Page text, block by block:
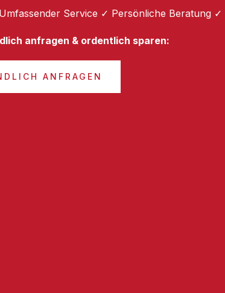
Service ✓ Persönliche Beratung ✓
anfragen & ordentlich sparen:
ANFRAGEN